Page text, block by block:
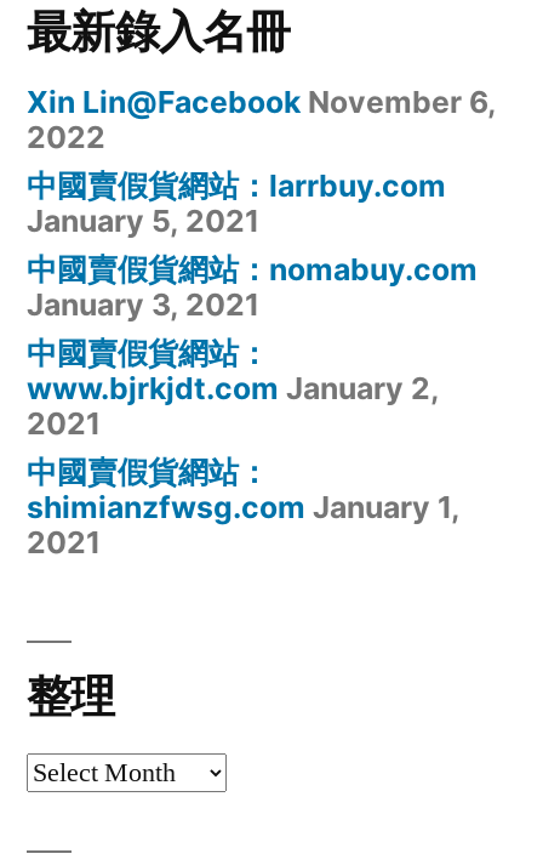
最新錄入名冊
Xin Lin@Facebook November 6,
2022
中國賣假貨網站：larrbuy.com
January 5, 2021
中國賣假貨網站：nomabuy.com
January 3, 2021
中國賣假貨網站：
www.bjrkjdt.com January 2,
2021
中國賣假貨網站：
shimianzfwsg.com January 1,
2021
整理
整